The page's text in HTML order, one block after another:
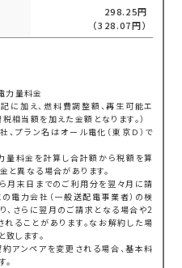
298.25円
（328.07円）
量料金
に加え、燃料費調整額、再生可能エ
当額を加えた金額となります。）
プラン名はオール電化（東京Ｄ）で
量料金を計算し合計額から税額を算
と異なる場合があります。
月末日までのご利用分を翌々月に請
電力会社（一般送配電事業者）の検
、さらに翌月のご請求となる場合や2
ることがあります。なお解約した場
します。
アンペアを変更される場合、基本料